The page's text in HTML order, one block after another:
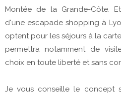
Montée de la Grande-Côte.
d'une escapade shopping à
optent pour les séjours à la
permettra notamment de
choix en toute liberté et sans
Je vous conseille le concept